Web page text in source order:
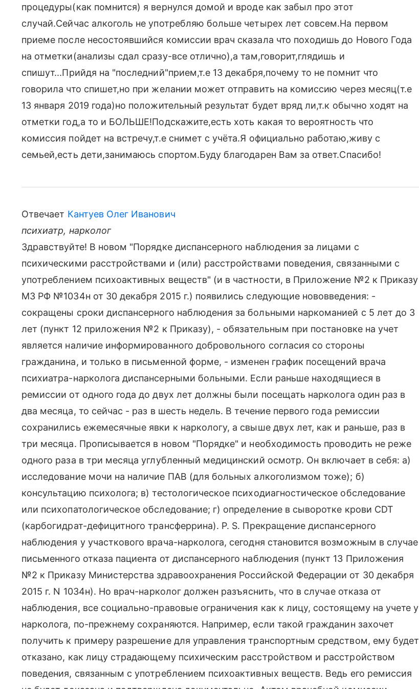
процедуры(как помнится) я вернулся домой и вроде как забыл про этот
случай.Сейчас алкоголь не употребляю больше четырех лет совсем.На первом
приеме после несостоявшийся комиссии врач сказала что походишь до Нового Года
на отметки(анализы сдал сразу-все отлично),а там,говорит,глядишь и
спишут...Прийдя на "последний"прием,т.е 13 декабря,почему то не помнит что
говорила что спишет,но при желании может отправить на комиссию через месяц(т.е
13 января 2019 года)но положительный результат будет вряд ли,т.к обычно ходят на
отметки год,а то и БОЛЬШЕ!Подскажите,есть хоть какая то вероятность что
комиссия пойдет на встречу,т.е снимет с учёта.Я официально работаю,живу с
семьей,есть дети,занимаюсь спортом.Буду благодарен Вам за ответ.Спасибо!
Отвечает Кантуев Олег Иванович
психиатр, нарколог
Здравствуйте! В новом "Порядке диспансерного наблюдения за лицами с
психическими расстройствами и (или) расстройствами поведения, связанными с
употреблением психоактивных веществ" (и в частности, в Приложение №2 к Приказу
МЗ РФ №1034н от 30 декабря 2015 г.) появились следующие нововведения: -
сокращены сроки диспансерного наблюдения за больными наркоманией с 5 лет до 3
лет (пункт 12 приложения №2 к Приказу), - обязательным при постановке на учет
является наличие информированного добровольного согласия со стороны
гражданина, и только в письменной форме, - изменен график посещений врача
психиатра-нарколога диспансерными больными. Если раньше находящиеся в
ремиссии от одного года до двух лет должны были посещать нарколога один раз в
два месяца, то сейчас - раз в шесть недель. В течение первого года ремиссии
сохранились ежемесячные явки к наркологу, а свыше двух лет, как и раньше, раз в
три месяца. Прописывается в новом "Порядке" и необходимость проводить не реже
одного раза в три месяца углубленный медицинский осмотр. Он включает в себя: а)
исследование мочи на наличие ПАВ (для больных алкоголизмом тоже); б)
консультацию психолога; в) тестологическое психодиагностическое обследование
или психопатологическое обследование; г) определение в сыворотке крови CDT
(карбогидрат-дефицитного трансферрина). P. S. Прекращение диспансерного
наблюдения у участкового врача-нарколога, сегодня становится возможным в случае
письменного отказа пациента от диспансерного наблюдения (пункт 13 Приложения
№2 к Приказу Министерства здравоохранения Российской Федерации от 30 декабря
2015 г. N 1034н). Но врач-нарколог должен разъяснить, что в случае отказа от
наблюдения, все социально-правовые ограничения как к лицу, состоящему на учете у
нарколога, по-прежнему сохраняются. Например, если такой гражданин захочет
получить к примеру разрешение для управления транспортным средством, ему будет
отказано, как лицу страдающему психическим расстройством и расстройством
поведения, связанным с употреблением психоактивных веществ. Ведь его ремиссия